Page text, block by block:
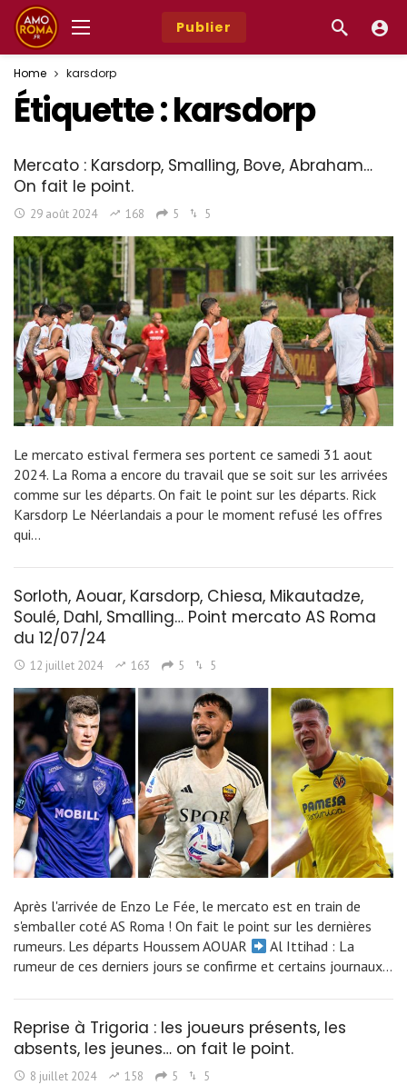
Publier
Home karsdorp
Étiquette :karsdorp
Mercato : Karsdorp, Smalling, Bove, Abraham…
On fait le point.
29 août 2024 168 5 5
Le mercato estival fermera ses portent ce samedi 31 aout
2024. La Roma a encore du travail que se soit sur les arrivées
comme sur les départs. On fait le point sur les départs. Rick
Karsdorp Le Néerlandais a pour le moment refusé les offres
qui…
Sorloth, Aouar, Karsdorp, Chiesa, Mikautadze,
Soulé, Dahl, Smalling… Point mercato AS Roma
du 12/07/24
12 juillet 2024 163 5 5
Après l'arrivée de Enzo Le Fée, le mercato est en train de
s'emballer coté AS Roma ! On fait le point sur les dernières
rumeurs. Les départs Houssem AOUAR
Al Ittihad : La
rumeur de ces derniers jours se confirme et certains journaux…
Reprise à Trigoria : les joueurs présents, les
absents, les jeunes… on fait le point.
8 juillet 2024 158 5 5